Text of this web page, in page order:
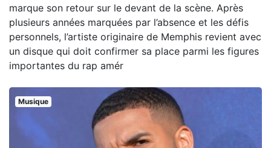
marque son retour sur le devant de la scène. Après
plusieurs années marquées par l’absence et les défis
personnels, l’artiste originaire de Memphis revient avec
un disque qui doit confirmer sa place parmi les figures
importantes du rap amér
Musique